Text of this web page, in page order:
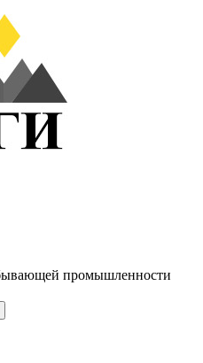
промышленности